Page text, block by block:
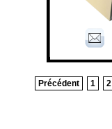
Précédent 1 2